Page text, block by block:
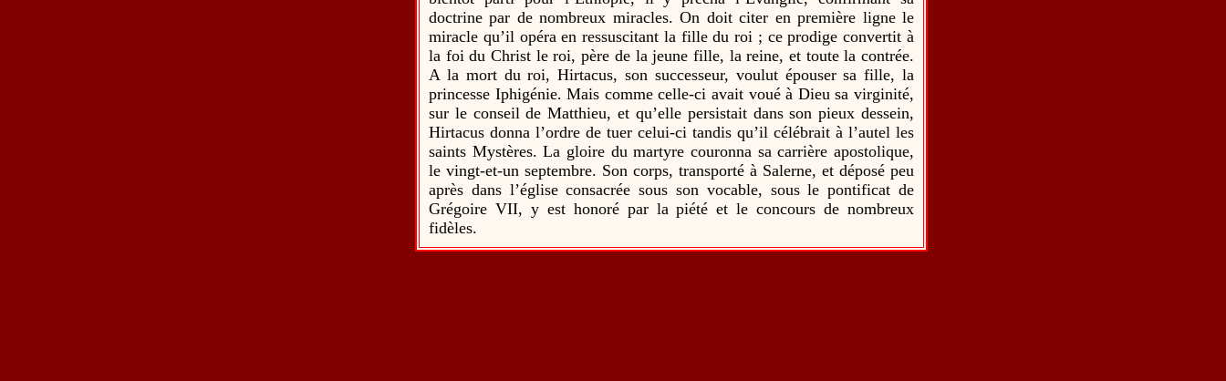
doctrine par de nombreux miracles. On doit citer en première ligne le
miracle qu’il opéra en ressuscitant la fille du roi ; ce prodige convertit à
la foi du Christ le roi, père de la jeune fille, la reine, et toute la contrée.
A la mort du roi, Hirtacus, son successeur, voulut épouser sa fille, la
princesse Iphigénie. Mais comme celle-ci avait voué à Dieu sa virginité,
sur le conseil de Matthieu, et qu’elle persistait dans son pieux dessein,
Hirtacus donna l’ordre de tuer celui-ci tandis qu’il célébrait à l’autel les
saints Mystères. La gloire du martyre couronna sa carrière apostolique,
le vingt-et-un septembre. Son corps, transporté à Salerne, et déposé peu
après dans l’église consacrée sous son vocable, sous le pontificat de
Grégoire VII, y est honoré par la piété et le concours de nombreux
fidèles.